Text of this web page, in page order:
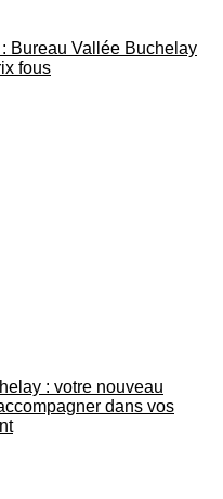
Bureau Vallée Buchelay
fous
: votre nouveau
dans vos